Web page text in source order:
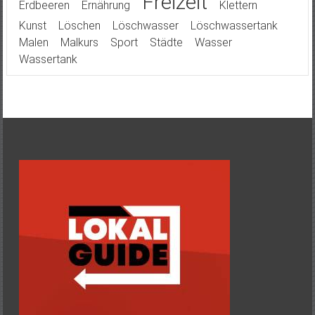
Erdbeeren Ernährung
Klettern
Kunst
Löschen Löschwasser
Löschwassertank
Malen
Malkurs Sport Städte
Wasser
Wassertank